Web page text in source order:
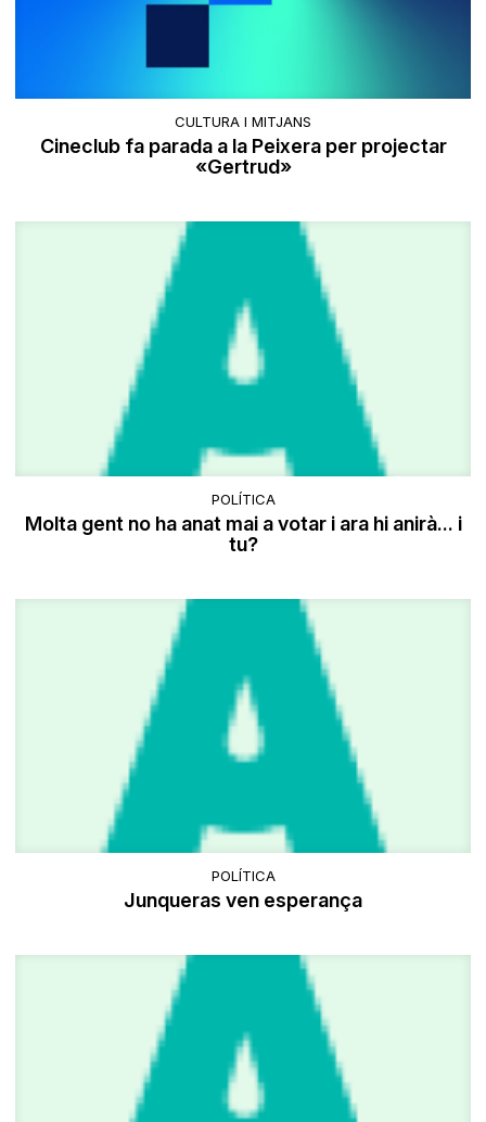
CULTURA I MITJANS
Cineclub fa parada a la Peixera per projectar
«Gertrud»
POLÍTICA
Molta gent no ha anat mai a votar i ara hi anirà... i
tu?
POLÍTICA
Junqueras ven esperança